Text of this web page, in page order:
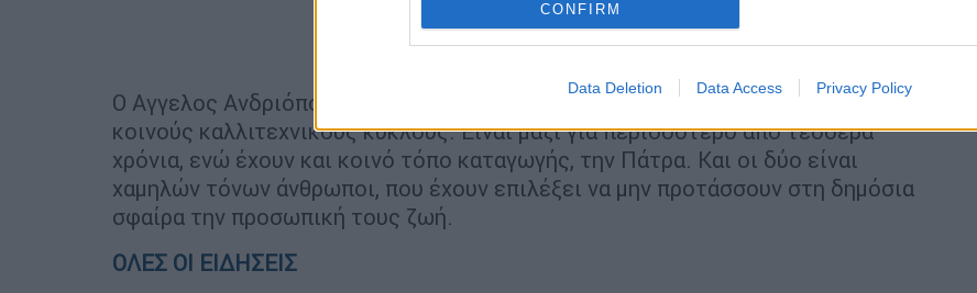
CONFIRM
Data Deletion Data Access Privacy Policy
Ο Αγγελος Ανδριόπουλος και η σκηνογράφος Βάλια Ψωμιάδη γνωρίστηκαν σε
κοινούς καλλιτεχνικούς κύκλους. Είναι μαζί για περισσότερο από τέσσερα
χρόνια, ενώ έχουν και κοινό τόπο καταγωγής, την Πάτρα. Και οι δύο είναι
χαμηλών τόνων άνθρωποι, που έχουν επιλέξει να μην προτάσσουν στη δημόσια
σφαίρα την προσωπική τους ζωή.
ΟΛΕΣ ΟΙ ΕΙΔΗΣΕΙΣ